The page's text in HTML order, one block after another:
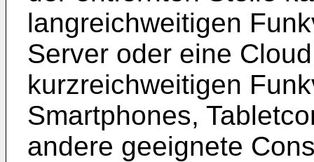
langreichweitigen
Server oder eine
kurzreichweitigen
Smartphones,
andere geeignete